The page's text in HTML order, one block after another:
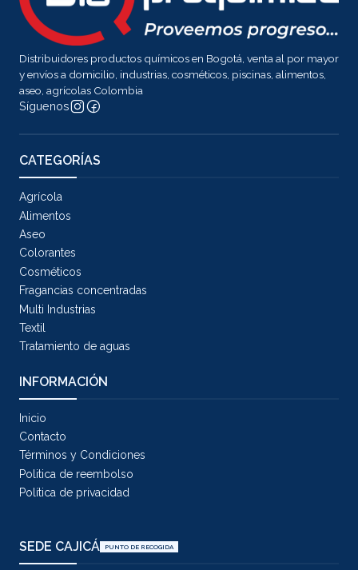
Distribuidores productos químicos en Bogotá, venta al por mayor
y envíos a domicilio, industrias, cosméticos, piscinas, alimentos,
aseo, agrícolas Colombia
Síguenos
CATEGORÍAS
Agrícola
Alimentos
Aseo
Colorantes
Cosméticos
Fragancias concentradas
Multi Industrias
Textil
Tratamiento de aguas
INFORMACIÓN
Inicio
Contacto
Términos y Condiciones
Politica de reembolso
Política de privacidad
SEDE CAJICÁ PUNTO DE RECOGIDA